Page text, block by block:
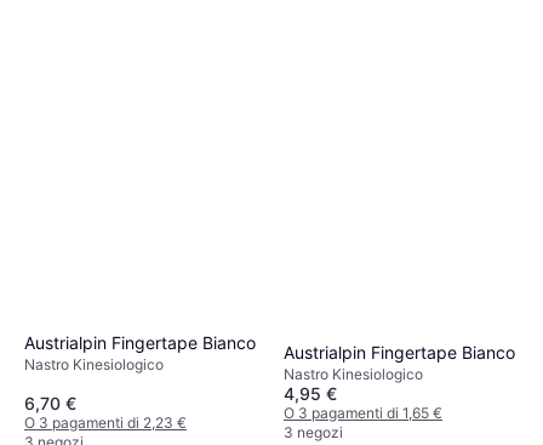
Austrialpin Fingertape Bianco
Nastro Kinesiologico
6,70 €
O 3 pagamenti di 2,23 €
Austrialpin Fingertape Bianco
Nastro Kinesiologico
4,95 €
O 3 pagamenti di 1,65 €
3 negozi